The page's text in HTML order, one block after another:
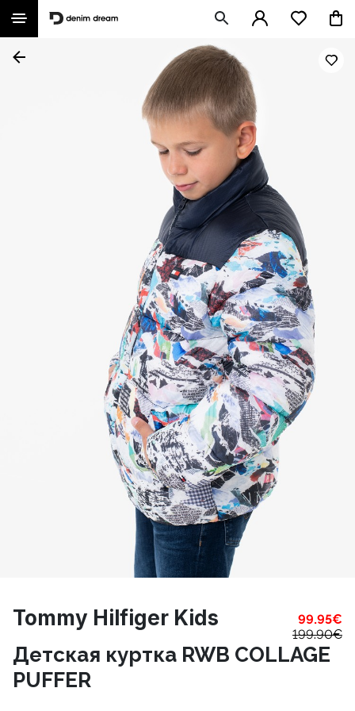
Tommy Hilfiger Kids 99.95€
199.90€
Детская куртка RWB COLLAGE
PUFFER